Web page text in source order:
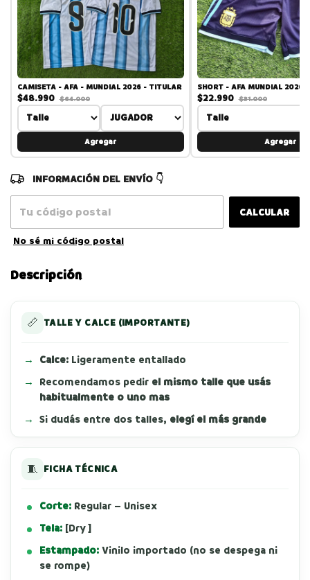
CAMISETA - AFA - MUNDIAL 2026 - TITULAR
$48.990 $64.000
Agregar
SHORT - AFA MUNDIAL 2026 -
$22.990 $31.000
Agregar
Entregas para el CP:
CALCULAR
No sé mi código postal
Descripción
📏 TALLE Y CALCE (IMPORTANTE)
Calce: Ligeramente entallado
Recomendamos pedir el mismo talle que usás
habitualmente o uno mas
Si dudás entre dos talles, elegí el más grande
🧵 FICHA TÉCNICA
Corte: Regular – Unisex
Tela: [Dry ]
Estampado:Vinilo importado (no se despega ni
se rompe)